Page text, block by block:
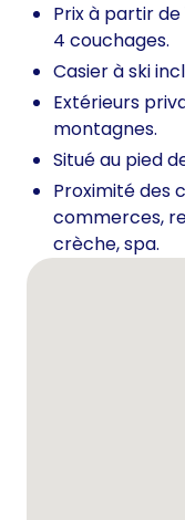
Prix à partir
4 couchages.
Casier à ski
Extérieurs
montagnes.
Situé au pied
Proximité des
commerces,
crèche, spa.